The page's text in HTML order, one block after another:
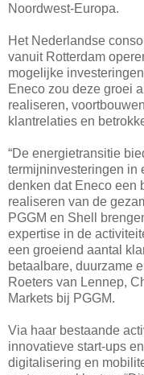
Noordwest-Europa.
Het Nederlandse
vanuit Rotterdam
mogelijke
Eneco zou deze groei
realiseren,
klantrelaties en
“De energietransitie
termijninvesteringen in
denken dat Eneco een
realiseren van de
PGGM en Shell
expertise in de
een groeiend aantal
betaalbare, duurzame
Roeters van Lennep,
Markets bij PGGM.
Via haar bestaande
innovatieve start-ups
digitalisering en